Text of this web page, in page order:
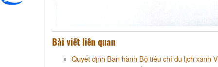
Bài viết liên quan
Quyết định Ban hành Bộ tiêu chí du lịch xanh